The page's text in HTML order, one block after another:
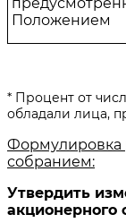
Положением
* Процент от
обладали лица,
Формулировка
собранием:
Утвердить
акционерного